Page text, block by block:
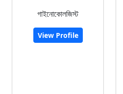
গাইনোকোলজিস্ট
View Profile